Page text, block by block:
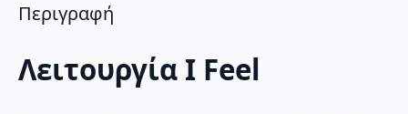
Περιγραφή
Λειτουργία I Feel